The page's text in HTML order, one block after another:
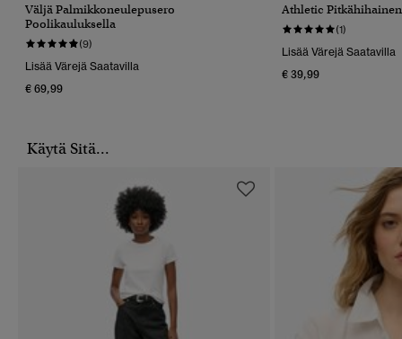
Väljä Palmikkoneulepusero
Poolikauluksella
(9)
Lisää Värejä Saatavilla
€ 69,99
Athletic
(1)
Lisää Värejä Saatavilla
€ 39,99
Käytä Sitä...